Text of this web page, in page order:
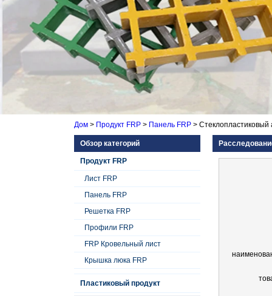
Дом > Продукт FRP > Панель FRP >
Обзор категорий
Продукт FRP
Лист FRP
Панель FRP
Решетка FRP
Профили FRP
FRP Кровельный лист
Крышка люка FRP
Пластиковый продукт